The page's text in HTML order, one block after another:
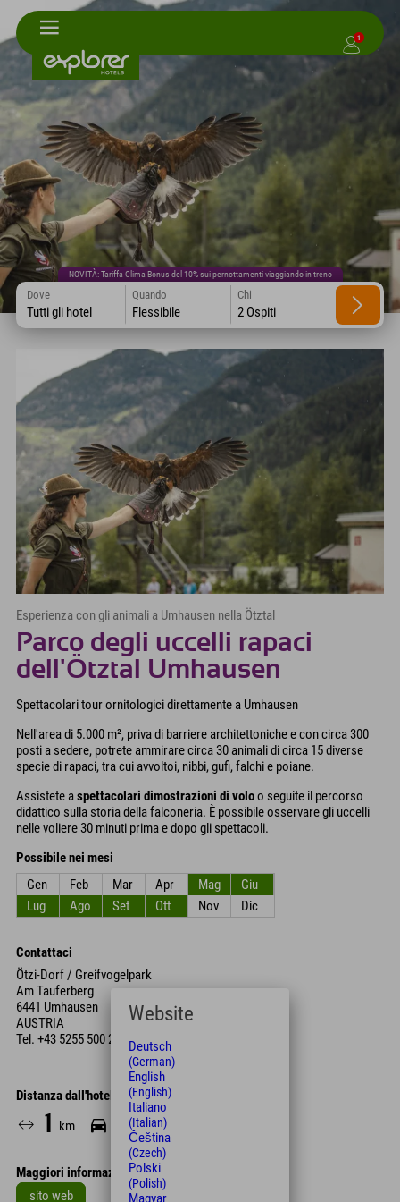
1
NOVITÀ: Tariffa Clima Bonus del 10% sui pernottamenti viaggiando in treno
Dove
Tutti gli hotel
Quando
Flessibile
Chi
2 Ospiti
Esperienza con gli animali a Umhausen nella Ötztal
Parco degli uccelli rapaci
dell'Ötztal Umhausen
Spettacolari tour ornitologici direttamente a Umhausen
Nell'area di 5.000 m², priva di barriere architettoniche e con circa 300
posti a sedere, potrete ammirare circa 30 animali di circa 15 diverse
specie di rapaci, tra cui avvoltoi, nibbi, gufi, falchi e poiane.
Assistete aspettacolari dimostrazioni di voloo seguite il percorso
didattico sulla storia della falconeria. È possibile osservare gli uccelli
nelle voliere 30 minuti prima e dopo gli spettacoli.
Possibile nei mesi
Gen
Feb Mar Apr Mag
Giu
Lug
Ago Set Ott Nov Dic
Contattaci
Ötzi-Dorf / Greifvogelpark
Am Tauferberg
6441 Umhausen
AUSTRIA
Tel. +43 5255 500 22
Distanza dall'hotel
1 km 4 Min.
Maggiori informazioni
sito web
Website
Deutsch
(German)
English
(English)
Italiano
(Italian)
Čeština
(Czech)
Polski
(Polish)
Magyar